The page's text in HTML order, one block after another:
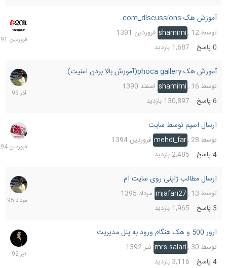
آموزش هک com_discussions
توسط shamimi ,12 فروردین 1391
پاسخ 1,687 بازدید
12
آموزش هک phoca gallery(آموزش بالا بردن امنیت)
توسط shamimi ,16 اسفند 1390
پاسخ 130,897 بازدید
18
آذر
ارسال اسپم توسط سایت
توسط mehdi_far ,28 فروردین 1394
4پاسخ 2,485بازدید
28
ارسال مطالب ژاپنی روی سایت ام
توسط mjafari27 ,13 مرداد 1395
پاسخ 1,965 بازدید
16
مرداد
ارور 500 و هک هنگام ورود به پنل مدیریت
توسط mrs.salari ,30 تیر 1392
4پاسخ 3,116 بازدید
31
تیر